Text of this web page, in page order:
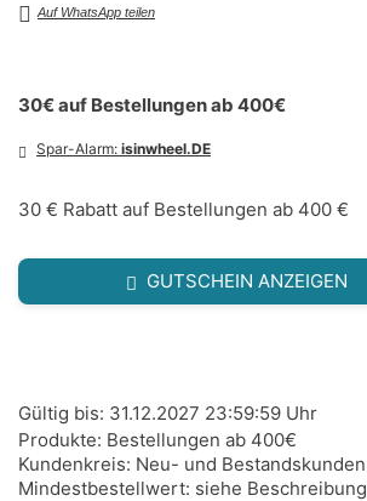
Auf WhatsApp teilen
30€ auf Bestellungen ab 400€
Spar-Alarm: isinwheel.DE
30 € Rabatt auf Bestellungen ab 400 €
GUTSCHEIN ANZEIGEN
Gültig bis: 31.12.2027 23:59:59 Uhr
Produkte: Bestellungen ab 400€
Kundenkreis: Neu- und Bestandskunden
Mindestbestellwert: siehe Beschreibung